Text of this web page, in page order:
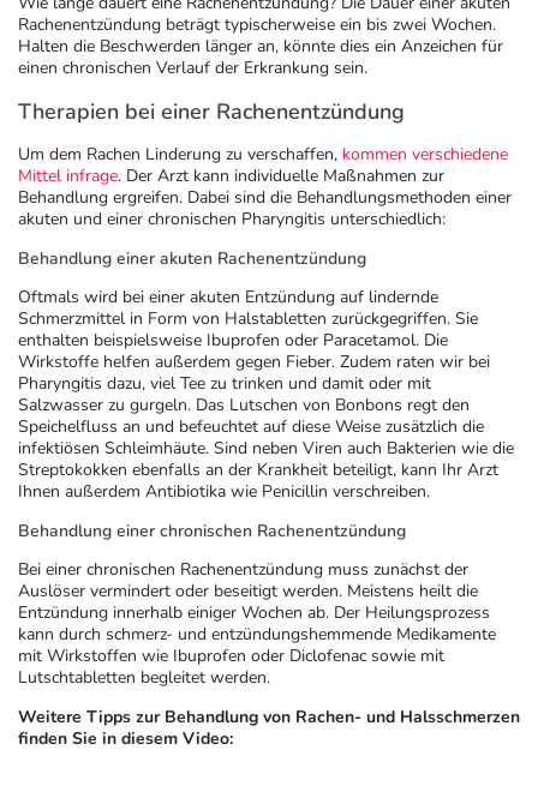
Rachenentzündung beträgt typischerweise ein bis zwei Wochen.
Halten die Beschwerden länger an, könnte dies ein Anzeichen für
einen chronischen Verlauf der Erkrankung sein.
Therapien bei einer Rachenentzündung
Um dem Rachen Linderung zu verschaffen, kommen verschiedene
Mittel infrage. Der Arzt kann individuelle Maßnahmen zur
Behandlung ergreifen. Dabei sind die Behandlungsmethoden einer
akuten und einer chronischen Pharyngitis unterschiedlich:
Behandlung einer akuten Rachenentzündung
Oftmals wird bei einer akuten Entzündung auf lindernde
Schmerzmittel in Form von Halstabletten zurückgegriffen. Sie
enthalten beispielsweise Ibuprofen oder Paracetamol. Die
Wirkstoffe helfen außerdem gegen Fieber. Zudem raten wir bei
Pharyngitis dazu, viel Tee zu trinken und damit oder mit
Salzwasser zu gurgeln. Das Lutschen von Bonbons regt den
Speichelfluss an und befeuchtet auf diese Weise zusätzlich die
infektiösen Schleimhäute. Sind neben Viren auch Bakterien wie die
Streptokokken ebenfalls an der Krankheit beteiligt, kann Ihr Arzt
Ihnen außerdem Antibiotika wie Penicillin verschreiben.
Behandlung einer chronischen Rachenentzündung
Bei einer chronischen Rachenentzündung muss zunächst der
Auslöser vermindert oder beseitigt werden. Meistens heilt die
Entzündung innerhalb einiger Wochen ab. Der Heilungsprozess
kann durch schmerz- und entzündungshemmende Medikamente
mit Wirkstoffen wie Ibuprofen oder Diclofenac sowie mit
Lutschtabletten begleitet werden.
Weitere Tipps zur Behandlung von Rachen- und Halsschmerzen
finden Sie in diesem Video: